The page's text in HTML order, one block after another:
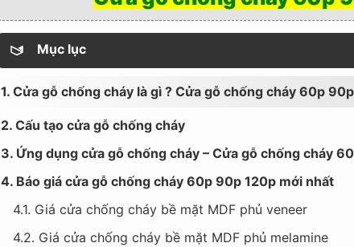
Mục lục
1. Cửa gỗ chống cháy là gì ? Cửa gỗ chống cháy 60p
2. Cấu tạo cửa gỗ chống cháy
3. Ứng dụng cửa gỗ chống cháy – Cửa gỗ chống cháy
4. Báo giá cửa gỗ chống cháy 60p 90p 120p mới nhất
4.1. Giá cửa chống cháy bề mặt MDF phủ veneer
4.2. Giá cửa chống cháy bề mặt MDF phủ melamine